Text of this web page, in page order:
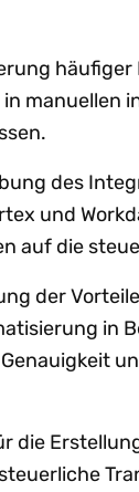
häufiger
manuellen
des
und
auf die
der
in
die